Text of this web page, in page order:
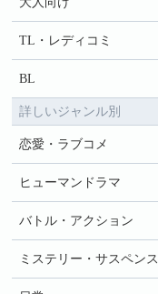
TL・レディコミ
BL
詳しいジャンル別
恋愛・ラブコメ
ヒューマンドラマ
バトル・アクション
ミステリー・サスペンス